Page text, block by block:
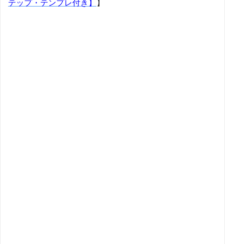
テップ・テンプレ付き】
】